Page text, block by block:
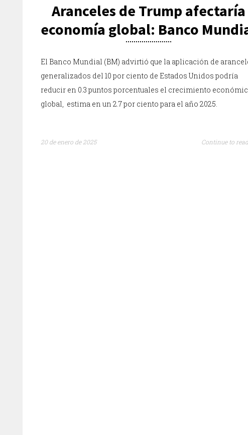
Aranceles de Trump afectaría
economía global: Banco
El Banco Mundial (BM) advirtió que la aplicación de
generalizados del 10 por ciento de Estados Unidos podría
reducir en 0.3 puntos porcentuales el crecimiento
global, estima en un 2.7 por ciento para el año 2025.
20 de enero de 2025 Continue to